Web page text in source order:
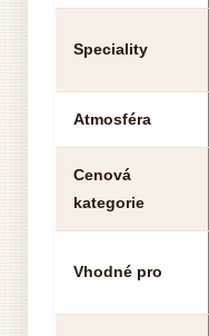
Speciality
Atmosféra
Cenová
kategorie
Vhodné pro